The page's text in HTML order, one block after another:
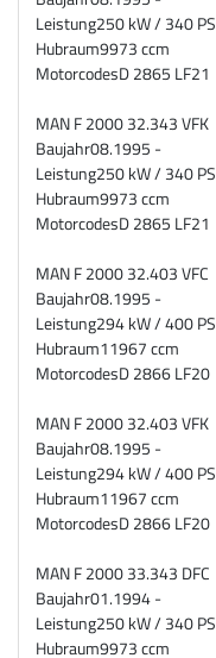
Leistung250 kW / 340 PS
Hubraum9973 ccm
MotorcodesD 2865 LF21
MAN F 2000 32.343 VFK
Baujahr08.1995 -
Leistung250 kW / 340 PS
Hubraum9973 ccm
MotorcodesD 2865 LF21
MAN F 2000 32.403 VFC
Baujahr08.1995 -
Leistung294 kW / 400 PS
Hubraum11967 ccm
MotorcodesD 2866 LF20
MAN F 2000 32.403 VFK
Baujahr08.1995 -
Leistung294 kW / 400 PS
Hubraum11967 ccm
MotorcodesD 2866 LF20
MAN F 2000 33.343 DFC
Baujahr01.1994 -
Leistung250 kW / 340 PS
Hubraum9973 ccm